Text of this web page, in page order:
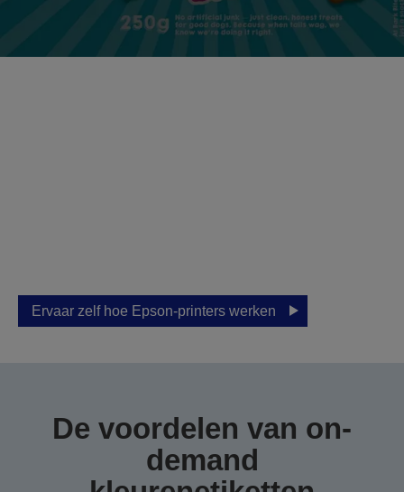
Ervaar zelf hoe Epson-printers werken
De voordelen van on-
demand